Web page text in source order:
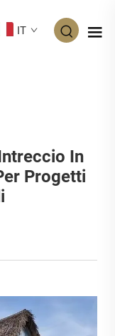
IT
In
Progetti